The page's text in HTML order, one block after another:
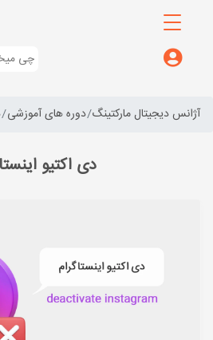
آژانس دیجیتال مارکتینگ دوره های آموزشی
دی اکتیو